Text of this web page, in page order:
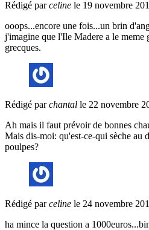
Rédigé parceline le 19 novembre
ooops...encore une fois...un brin
j'imagine que l'Ile Madere a le meme
grecques.
Rédigé parchantal le 22 novembre
Ah mais il faut prévoir de bonnes
Mais dis-moi: qu'est-ce-qui sèche au
poulpes?
Rédigé parceline le 24 novembre
ha mince la question a